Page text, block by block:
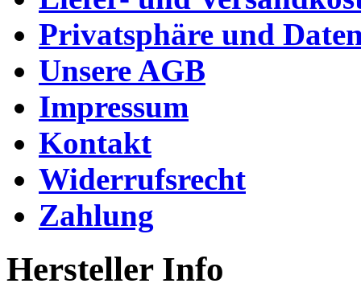
Privatsphäre und
Unsere AGB
Impressum
Kontakt
Widerrufsrecht
Zahlung
Hersteller Info